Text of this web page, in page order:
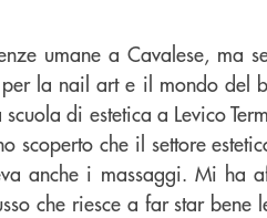
umane a Cavalese, ma
la nail art e il mondo del
di estetica a Levico
scoperto che il settore
anche i massaggi. Mi ha
che riesce a far star bene